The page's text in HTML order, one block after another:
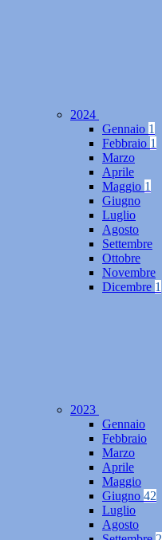
2024
Gennaio 1
Febbraio 1
Marzo
Aprile
Maggio 1
Giugno
Luglio
Agosto
Settembre
Ottobre
Novembre
Dicembre 1
2023
Gennaio
Febbraio
Marzo
Aprile
Maggio
Giugno 42
Luglio
Agosto